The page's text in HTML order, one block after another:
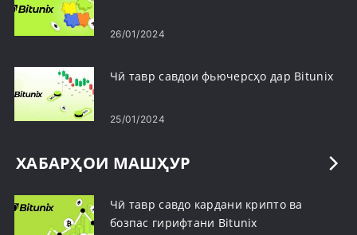
26/01/2024
Чӣ тавр савдои фьючерсҳо дар Bitunix
25/01/2024
ХАБАРҲОИ МАШҲУР
Чӣ тавр савдо кардани крипто ва
бозпас гирифтани Bitunix